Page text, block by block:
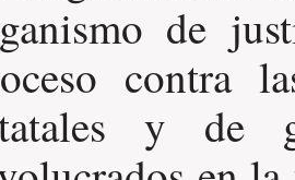
de
contra
y de